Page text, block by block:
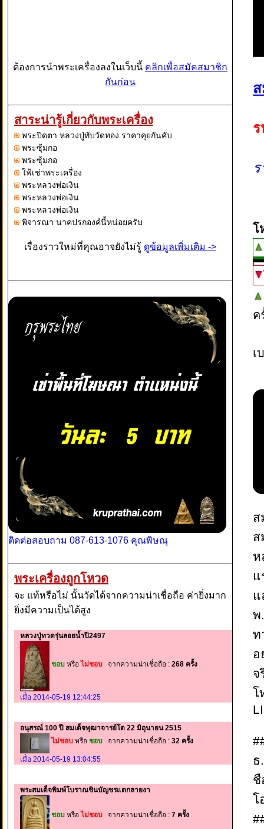
ต้องการนำพระเครื่องลงในเว็บนี้ คลิกเพื่อสมัคสมาชิก
กันก่อน
สาระน่ารู้เกี่ยวกับพระเครื่อง
พระปิดตา หลวงปู่ทับวัดทอง ราคาคุยกันคับ
พระซุ้มกอ
พระซุ้มกอ
ใฟ้เช่าพระเครื่อง
พระหลวงพ่อเงิน
พระหลวงพ่อเงิน
พระหลวงพ่อเงิน
พิจารณา นาคปรกองค์นี้หน่อยครับ
เรื่องราวใหม่ที่คุณอาจยังไม่รู้ ดูข้อมูลเพิ่มเติม ->
ติดต่อสอบถาม 087-613-1076 คุณพิษณุ
พระเครื่องถูกโหวด
จะ แท้หรือไม่ นั้นวัดได้จากความน่าเชื่อถือ ค่ายิ่งมาก
ยิ่งมีความเป็นได้สูง
หลวงปู่ทวดรุ่นลอยน้ำปี2497
ชอบ หรือไม่ชอบ จากความน่าเชื่อถือ : 268 ครั้ง
เมื่อ 2014-05-19 12:44:25
อนุสรณ์ 100 ปี สมเด็จพุฒาจารย์โต 22 มิถุนายน 2515
ไม่ชอบ หรือ ชอบ จากความน่าเชื่อถือ : 32 ครั้ง
เมื่อ 2014-05-19 13:04:55
พระสมเด็จพิมพ์โบราณชินบัญชรแตกลายงา
ชอบ หรือไม่ชอบ จากความน่าเชื่อถือ : 7 ครั้ง
โ
เ
ส
ส
ห
แ
แ
พ
ท
อ
จ
โ
ธ
ชื
โ